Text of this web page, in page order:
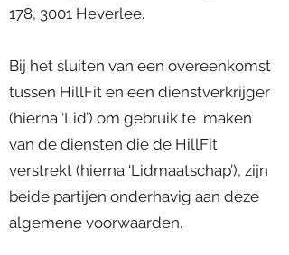
178, 3001 Heverlee.
Bij het sluiten van een overeenkomst
tussen HillFit en een dienstverkrijger
(hierna ‘Lid’) om gebruik te maken
van de diensten die de HillFit
verstrekt (hierna ‘Lidmaatschap’), zijn
beide partijen onderhavig aan deze
algemene voorwaarden.